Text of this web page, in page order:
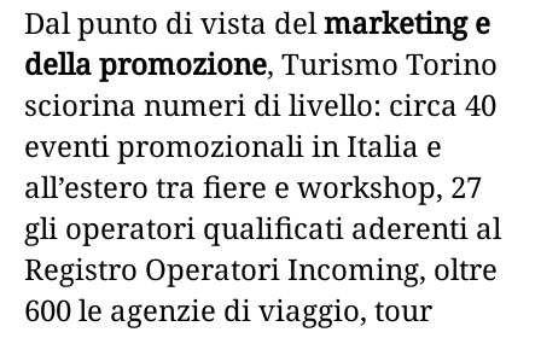
Dal punto di vista delmarketing e
della promozione, Turismo Torino
sciorina numeri di livello: circa 40
eventi promozionali in Italia e
all’estero tra fiere e workshop, 27
gli operatori qualificati aderenti al
Registro Operatori Incoming, oltre
600 le agenzie di viaggio, tour